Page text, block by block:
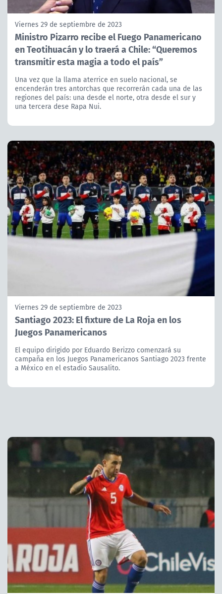
Viernes 29 de septiembre de 2023
Ministro Pizarro recibe el Fuego Panamericano
en Teotihuacán y lo traerá a Chile: “Queremos
transmitir esta magia a todo el país”
Una vez que la llama aterrice en suelo nacional, se
encenderán tres antorchas que recorrerán cada una de las
regiones del país: una desde el norte, otra desde el sur y
una tercera dese Rapa Nui.
Viernes 29 de septiembre de 2023
Santiago 2023: El fixture de La Roja en los
Juegos Panamericanos
El equipo dirigido por Eduardo Berizzo comenzará su
campaña en los Juegos Panamericanos Santiago 2023 frente
a México en el estadio Sausalito.